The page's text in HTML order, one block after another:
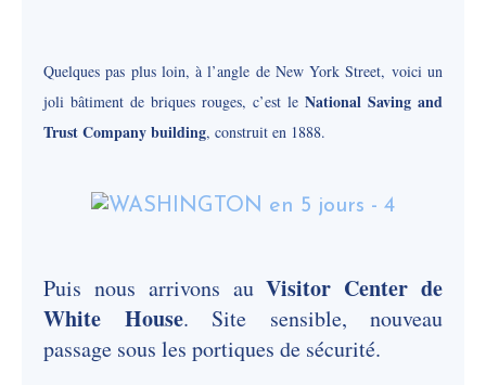
Quelques pas plus loin, à l’angle de New York Street, voici un
joli bâtiment de briques rouges, c’est le National Saving and
Trust Company building, construit en 1888.
Puis nous arrivons auVisitor Center de
White House. Site sensible, nouveau
passage sous les portiques de sécurité.